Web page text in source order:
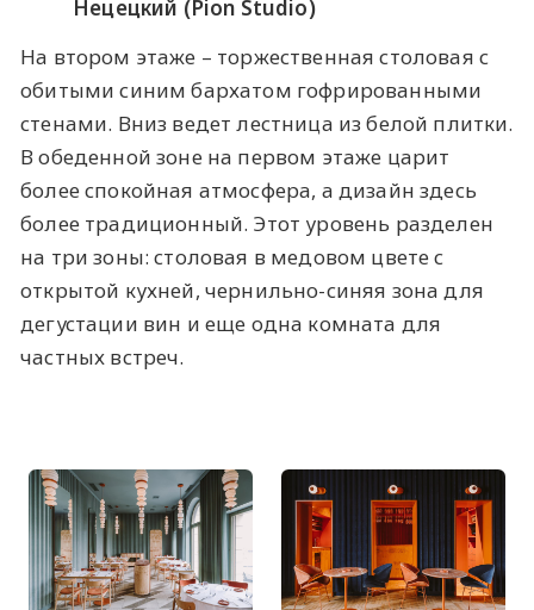
Нецецкий (Pion Studio)
На втором этаже – торжественная столовая с
обитыми синим бархатом гофрированными
стенами. Вниз ведет лестница из белой плитки.
В обеденной зоне на первом этаже царит
более спокойная атмосфера, а дизайн здесь
более традиционный. Этот уровень разделен
на три зоны: столовая в медовом цвете с
открытой кухней, чернильно-синяя зона для
дегустации вин и еще одна комната для
частных встреч.